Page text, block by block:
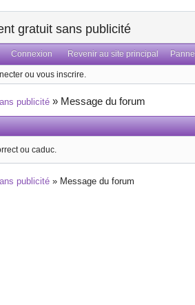
gratuit sans publicité
Connexion Revenir au site principal
ou vous inscrire.
publicité » Message du forum
ou caduc.
publicité » Message du forum